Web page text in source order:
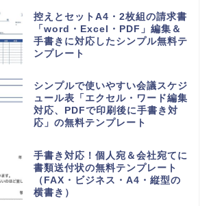
控えとセットA4・2枚組の請求書
「word・Excel・PDF」編集＆
手書きに対応したシンプル無料テ
ンプレート
シンプルで使いやすい会議スケジ
ュール表「エクセル・ワード編集
対応、PDFで印刷後に手書き対
応」の無料テンプレート
手書き対応！個人宛＆会社宛てに
書類送付状の無料テンプレート
（FAX・ビジネス・A4・縦型の
横書き）